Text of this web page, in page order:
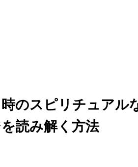
のスピリチュアル
読み解く方法